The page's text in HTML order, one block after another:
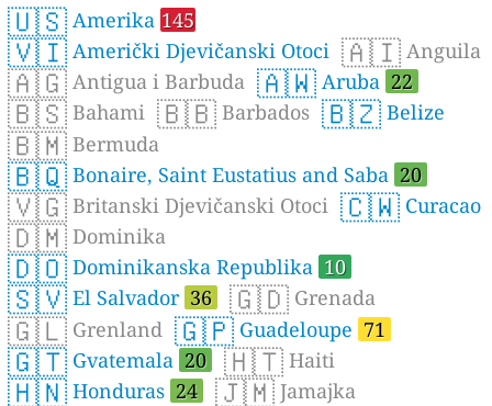
🇺🇸 Amerika 145
🇻🇮 Američki Djevičanski Otoci 🇦🇮 Anguila
🇦🇬 Antigua i Barbuda 🇦🇼 Aruba 22
🇧🇸 Bahami 🇧🇧 Barbados 🇧🇿 Belize
🇧🇲 Bermuda
🇧🇶 Bonaire, Saint Eustatius and Saba 20
🇻🇬 Britanski Djevičanski Otoci 🇨🇼 Curacao
🇩🇲 Dominika
🇩🇴 Dominikanska Republika 10
🇸🇻 El Salvador 36 🇬🇩 Grenada
🇬🇱 Grenland 🇬🇵 Guadeloupe 71
🇬🇹 Gvatemala 20 🇭🇹 Haiti
🇭🇳 Honduras 24 🇯🇲 Jamajka